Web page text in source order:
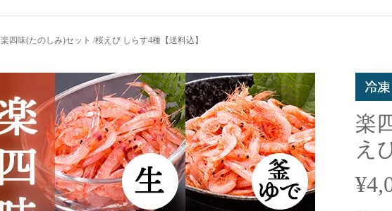
楽四味(たのしみ)セット /桜えび しらす4種【送料込】
楽
え
¥